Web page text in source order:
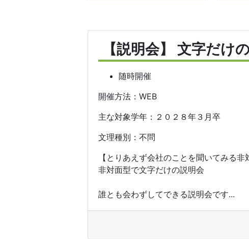
【説明会】 文字だけ
随時開催
開催方法：WEB
主な対象学年：２０２８年３月卒
文理種別：不問
【とりあえず会社のことを聞いてみる非
​非対面型で文字だけの説明会
誰とも会わずしてできる説明会です...